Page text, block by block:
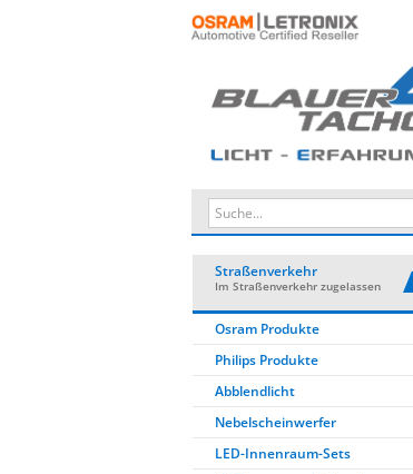
Straßenverkehr
Im Straßenverkehr zugelassen
Osram Produkte
Philips Produkte
Abblendlicht
Nebelscheinwerfer
LED-Innenraum-Sets